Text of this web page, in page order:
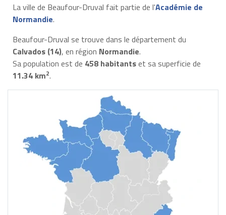
La ville de Beaufour-Druval fait partie de l'Académie de
Normandie.
Beaufour-Druval se trouve dans le département du
Calvados (14), en région Normandie.
Sa population est de 458 habitantset sa superficie de
11.34 km2.